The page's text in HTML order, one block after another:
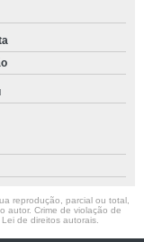
reprodução, parcial ou total,
autor. Crime de violação de
de direitos autorais